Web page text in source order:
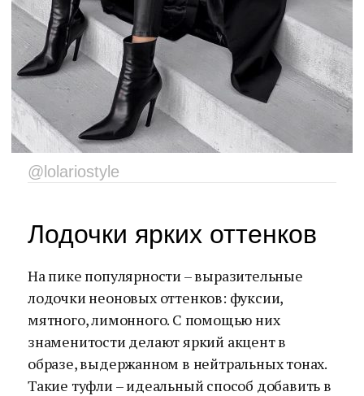
@lolariostyle
Лодочки ярких оттенков
На пике популярности – выразительные
лодочки неоновых оттенков: фуксии,
мятного, лимонного. С помощью них
знаменитости делают яркий акцент в
образе, выдержанном в нейтральных тонах.
Такие туфли – идеальный способ добавить в